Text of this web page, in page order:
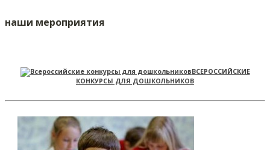
наши мероприятия
ВСЕРОССИЙСКИЕ
КОНКУРСЫ ДЛЯ ДОШКОЛЬНИКОВ